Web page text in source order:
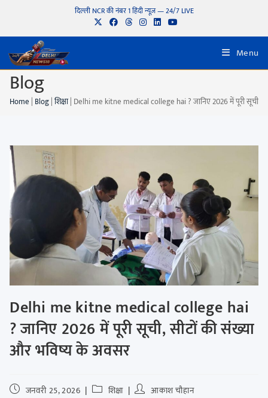
दिल्ली NCR की नंबर 1 हिंदी न्यूज़ — 24/7 LIVE
Menu
Blog
Home | Blog|शिक्षा| Delhi me kitne medical college hai ? जानिए 2026 में पूरी सूची,
Delhi me kitne medical college hai
? जानिए 2026 में पूरी सूची, सीटों की संख्या
और भविष्य के अवसर
जनवरी 25, 2026 शिक्षा आकाश चौहान